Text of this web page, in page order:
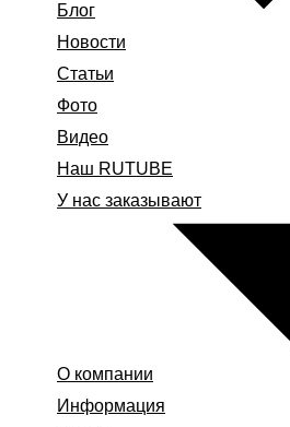
Блог
Новости
Статьи
Фото
Видео
Наш RUTUBE
У нас заказывают
О компании
Информация